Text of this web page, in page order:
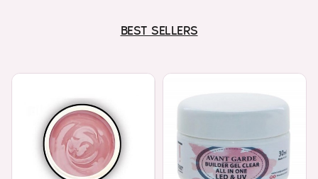
BEST SELLERS